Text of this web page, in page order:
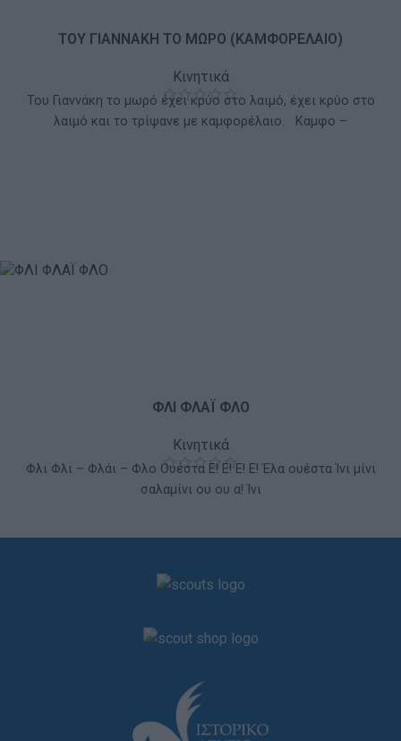
ΤΟΥ ΓΙΑΝΝΑΚΗ ΤΟ ΜΩΡΟ (ΚΑΜΦΟΡΕΛΑΙΟ)
Κινητικά
Του Γιαννάκη το μωρό έχει κρύο στο λαιμό, έχει κρύο στο
λαιμό και το τρίψανε με καμφορέλαιο. Καμφο –
ΦΛΙ ΦΛΑΪ ΦΛΟ
Κινητικά
Φλι Φλι – Φλάι – Φλο Ουέστα Ε! Ε! Ε! Ε! Έλα ουέστα Ίνι μίνι
σαλαμίνι ου ου α! Ίνι